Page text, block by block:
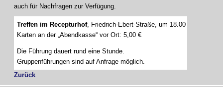
auch für Nachfragen zur Verfügung.
Treffen im Recepturhof, Friedrich-Ebert-Straße, um 18.00 Uhr
Karten an der „Abendkasse“ vor Ort: 5,00 €
Die Führung dauert rund eine Stunde.
Gruppenführungen sind auf Anfrage möglich.
Zurück